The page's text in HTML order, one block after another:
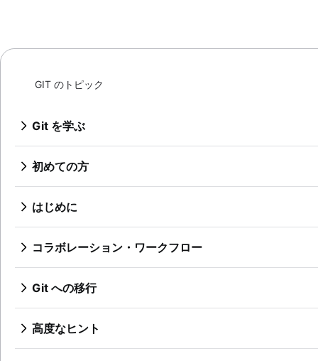
GIT のトピック
Git を学ぶ
Git コマンド
Bitbucket Cloud での Git の使用方法についてのチ
Bitbucket Cloud で変更を元に戻す方法
初めての方
Git チュートリアル - バージョン管理とは
ソースコード管理
Git チュートリアル - Gitをインストールする
Git SSH
Git アーカイブ
Git チートシート
はじめに
リポジトリのセットアップ
概要
git init
Git チュートリアル - git clone
git config
変更の保存（git add）
概要
git commit
git diff
git stash
リポジトリの検査
概要
git blame
変更点のやり直し
概要
履歴の書き換え
概要
コラボレーション・ワークフロー
同期する（git remote）
概要
git fetch
Git のプッシュ
git pull
プルリクエストを実行する
ブランチを使用する（git branch）
概要
Git checkout
ワークフローの比較
Git への移行
SVN から Git への移行を準備する
SVN から Git への移行
概要
Perforce から Git に移行する理由
高度なヒント
概要